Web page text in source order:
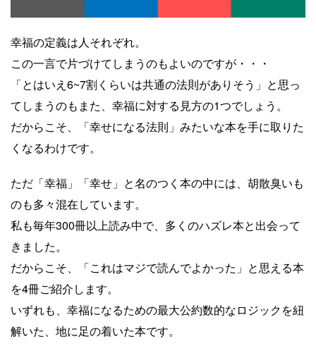
プログラム参加中。 執筆など仕事のご依頼
は、問い合わせフォームにてご連絡くださ
い。
幸福の定義は人それぞれ。
この一言で片づけてしまうのもよいのですが・・・
「とはいえ6~7割くらいは共通の法則がありそう」と思っ
てしまうのもまた、幸福に対する見方の1つでしょう。
だからこそ、「幸せになる法則」みたいな本を手に取りた
くなるわけです。
ただ「幸福」「幸せ」と名のつく本の中には、胡散臭いも
のも多々混在しています。
私も毎年300冊以上読み中で、多くのハズレ本と出会って
きました。
だからこそ、「これはマジで読んでよかった」と思える本
を4冊ご紹介します。
いずれも、幸福になるための最大公約数的なロジックを紐
解いた、地に足の着いた本です。